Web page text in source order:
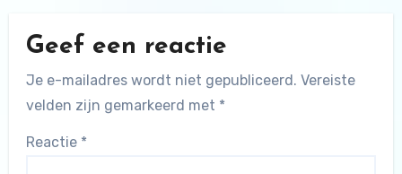
Geef een reactie
Je e-mailadres wordt niet gepubliceerd. Vereiste
velden zijn gemarkeerd met *
Reactie *